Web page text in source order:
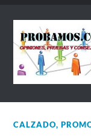
CALZADO,